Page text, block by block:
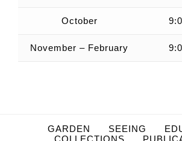
October
November – February
GARDEN SEEING
COLLECTIONS